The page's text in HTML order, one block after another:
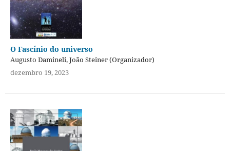
O Fascínio do universo
Augusto Damineli, João Steiner (Organizador)
dezembro 19, 2023